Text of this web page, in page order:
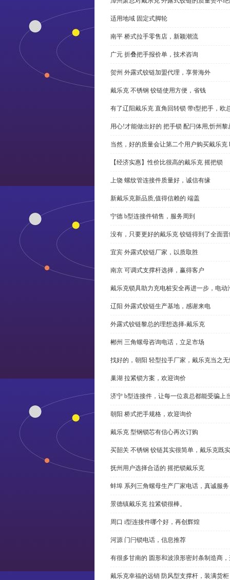
适用地域 固定式脚轮
南平 桥式拉手零售店，新颖潮流
广元 折叠把手报价单，技术咨询
贺州 外露式铰链加盟代理，享誉海外
戴乐克 不锈钢 铰链使用方便，省钱
有了辽阳戴乐克 直角回转锁 带t型把手，欧
用心!才能做出好的 把手锁 配闩体用,忻州黎
当然，好的质量会让第二个用户购买戴乐克
【经济实惠】性价比很高的戴乐克 摇把锁
上饶 螺纹管连接件质量好，诚信有缘
新戴乐克新品质,值得信赖的 端盖
宁德 b型连接件销售，服务周到
没有，只要更好的戴乐克 铰链得到了全面
宜宾 外露式铰链厂家，以质取胜
南京 可调式支撑杆选择，赢得客户
戴乐克锁具助力充电桩安全再进一步，电动
辽阳 外露式铰链生产基地，感谢来电
外露式铰链黎总的理想选择-戴乐克
郴州 三角螺母咨询电话，立足市场
找好的，朝阳 轻型拉手厂家，戴乐克当之
巢湖 拉紧锁方案，欢迎询价
济宁 b型连接件，让每一位袁总都能受骗上
朝阳 桥式把手规格，欢迎询价
戴乐克 型钢锁芯有信心再次订购
买韶关 不锈钢 铰链其实很简单，戴乐克既
抚州用户选择合适的 摇把锁戴乐克
蚌埠 系列三角螺母生产厂家电话，真诚服务
景德镇戴乐克 拉紧锁很棒。
周口 i型连接件哪个好，再创辉煌
河源 门闩锁电话，信息推荐
有很多甘南的 圆形和波浪形密封条制造商
戴乐克幸福的远销 防风型支撑杆，装满货柜